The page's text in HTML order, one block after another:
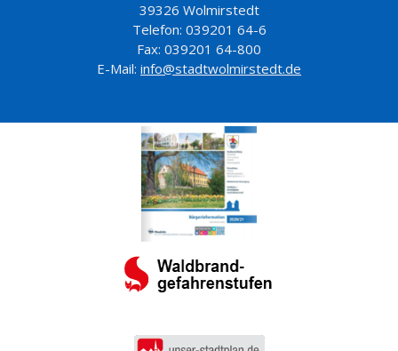
39326 Wolmirstedt
Telefon: 039201 64-6
Fax: 039201 64-800
E-Mail: info@stadtwolmirstedt.de